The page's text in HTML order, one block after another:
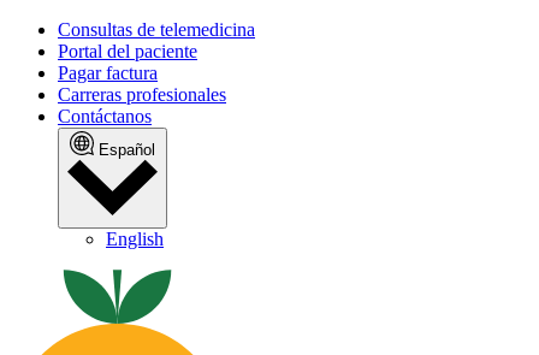
Consultas de telemedicina
Portal del paciente
Pagar factura
Carreras profesionales
Contáctanos
Español
English